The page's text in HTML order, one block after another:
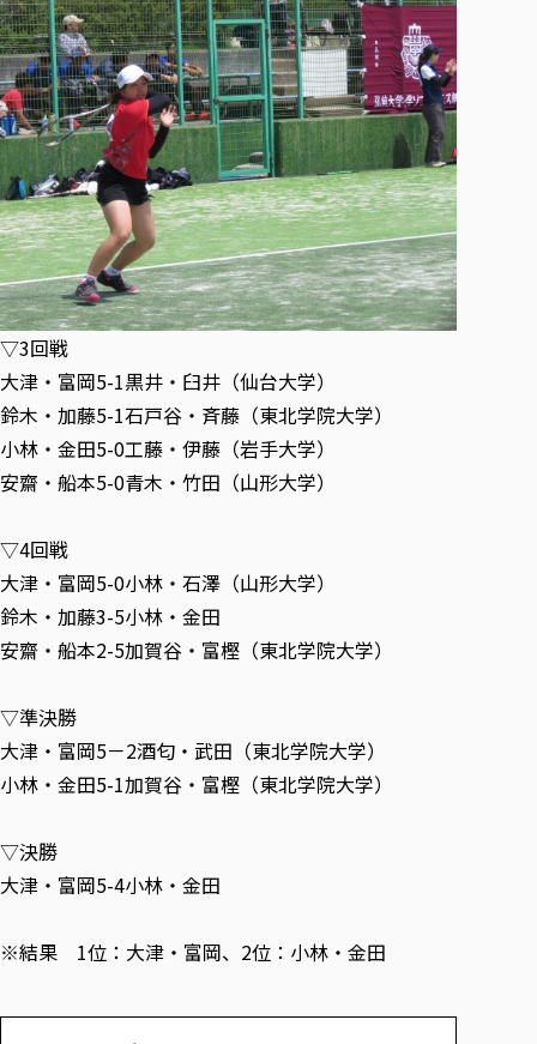
▽3回戦
大津・富岡5-1黒井・臼井（仙台大学）
鈴木・加藤5-1石戸谷・斉藤（東北学院大学）
小林・金田5-0工藤・伊藤（岩手大学）
安齋・船本5-0青木・竹田（山形大学）
▽4回戦
大津・富岡5-0小林・石澤（山形大学）
鈴木・加藤3-5小林・金田
安齋・船本2-5加賀谷・富樫（東北学院大学）
▽準決勝
大津・富岡5－2酒匂・武田（東北学院大学）
小林・金田5-1加賀谷・富樫（東北学院大学）
▽決勝
大津・富岡5-4小林・金田
※結果 1位：大津・富岡、2位：小林・金田